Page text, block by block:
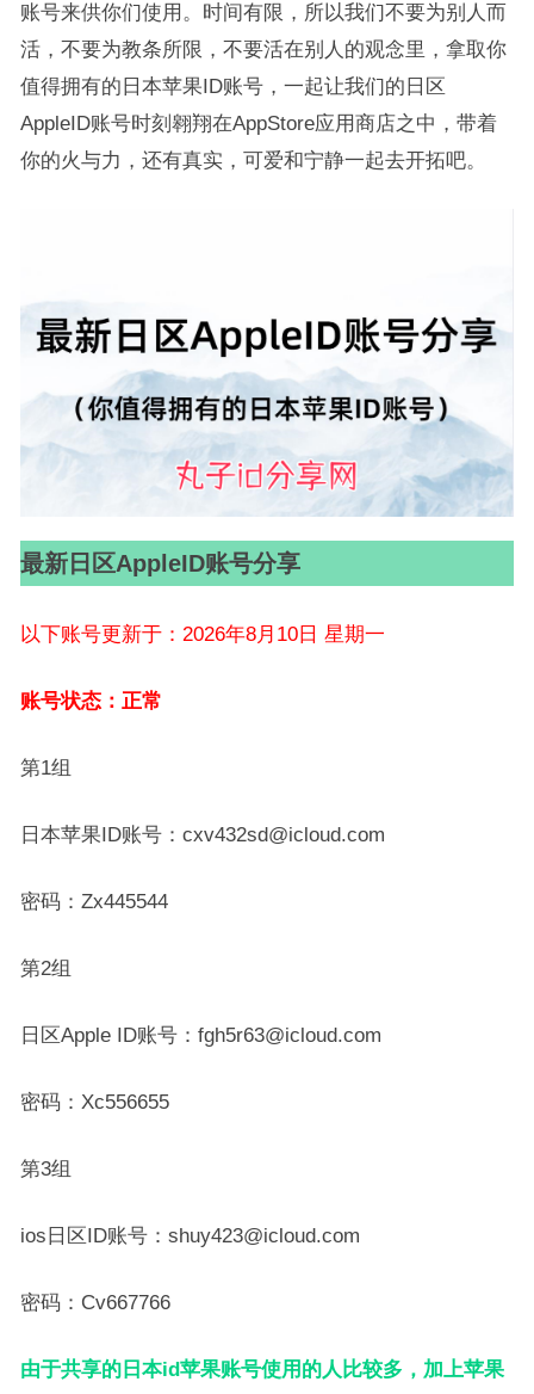
账号来供你们使用。时间有限，所以我们不要为别人而
活，不要为教条所限，不要活在别人的观念里，拿取你
值得拥有的日本苹果ID账号，一起让我们的日区
AppleID账号时刻翱翔在AppStore应用商店之中，带着
你的火与力，还有真实，可爱和宁静一起去开拓吧。
最新日区AppleID账号分享
以下账号更新于：2026年8月10日 星期一
账号状态：正常
第1组
日本苹果ID账号：cxv432sd@icloud.com
密码：Zx445544
第2组
日区Apple ID账号：fgh5r63@icloud.com
密码：Xc556655
第3组
ios日区ID账号：shuy423@icloud.com
密码：Cv667766
由于共享的日本id苹果账号使用的人比较多，加上苹果